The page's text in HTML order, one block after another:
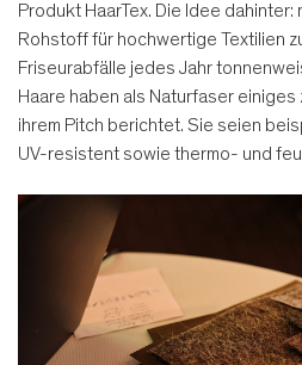
Produkt HaarTex. Die Idee dahinter:
Rohstoff für hochwertige Textilien
Friseurabfälle jedes Jahr
Haare haben als Naturfaser einiges
ihrem Pitch berichtet. Sie seien
UV-resistent sowie thermo- und